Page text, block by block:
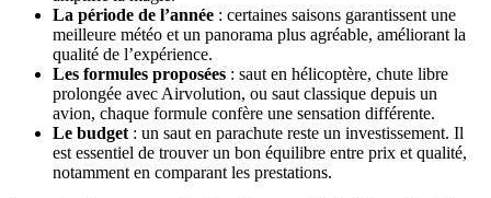
La période de l’année : certaines saisons garantissent une
meilleure météo et un panorama plus agréable, améliorant la
qualité de l’expérience.
Les formules proposées : saut en hélicoptère, chute libre
prolongée avec Airvolution, ou saut classique depuis un
avion, chaque formule confère une sensation différente.
Le budget : un saut en parachute reste un investissement. Il
est essentiel de trouver un bon équilibre entre prix et qualité,
notamment en comparant les prestations.